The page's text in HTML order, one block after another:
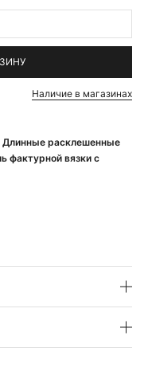
Длинные расклешенные
фактурной вязки с
Наличие в магазинах